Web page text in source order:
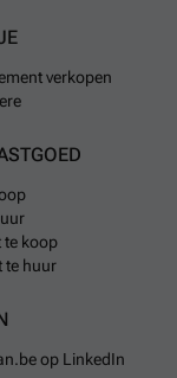
verkopen
te koop
te huur
op LinkedIn